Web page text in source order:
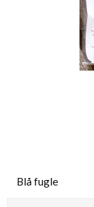
Blå fugle